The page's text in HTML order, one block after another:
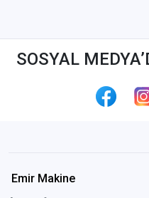
SOSYAL
Emir Makine